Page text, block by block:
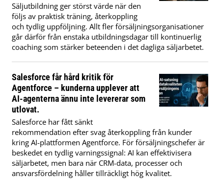
Säljutbildning ger störst värde när den
följs av praktisk träning, återkoppling
och tydlig uppföljning. Allt fler försäljningsorganisationer
går därför från enstaka utbildningsdagar till kontinuerlig
coaching som stärker beteenden i det dagliga säljarbetet.
Salesforce får hård kritik för
Agentforce – kunderna upplever att
AI-agenterna ännu inte levererar som
utlovat.
Salesforce har fått sänkt
rekommendation efter svag återkoppling från kunder
kring AI-plattformen Agentforce. För försäljningschefer är
beskedet en tydlig varningssignal: AI kan effektivisera
säljarbetet, men bara när CRM-data, processer och
ansvarsfördelning håller tillräckligt hög kvalitet.